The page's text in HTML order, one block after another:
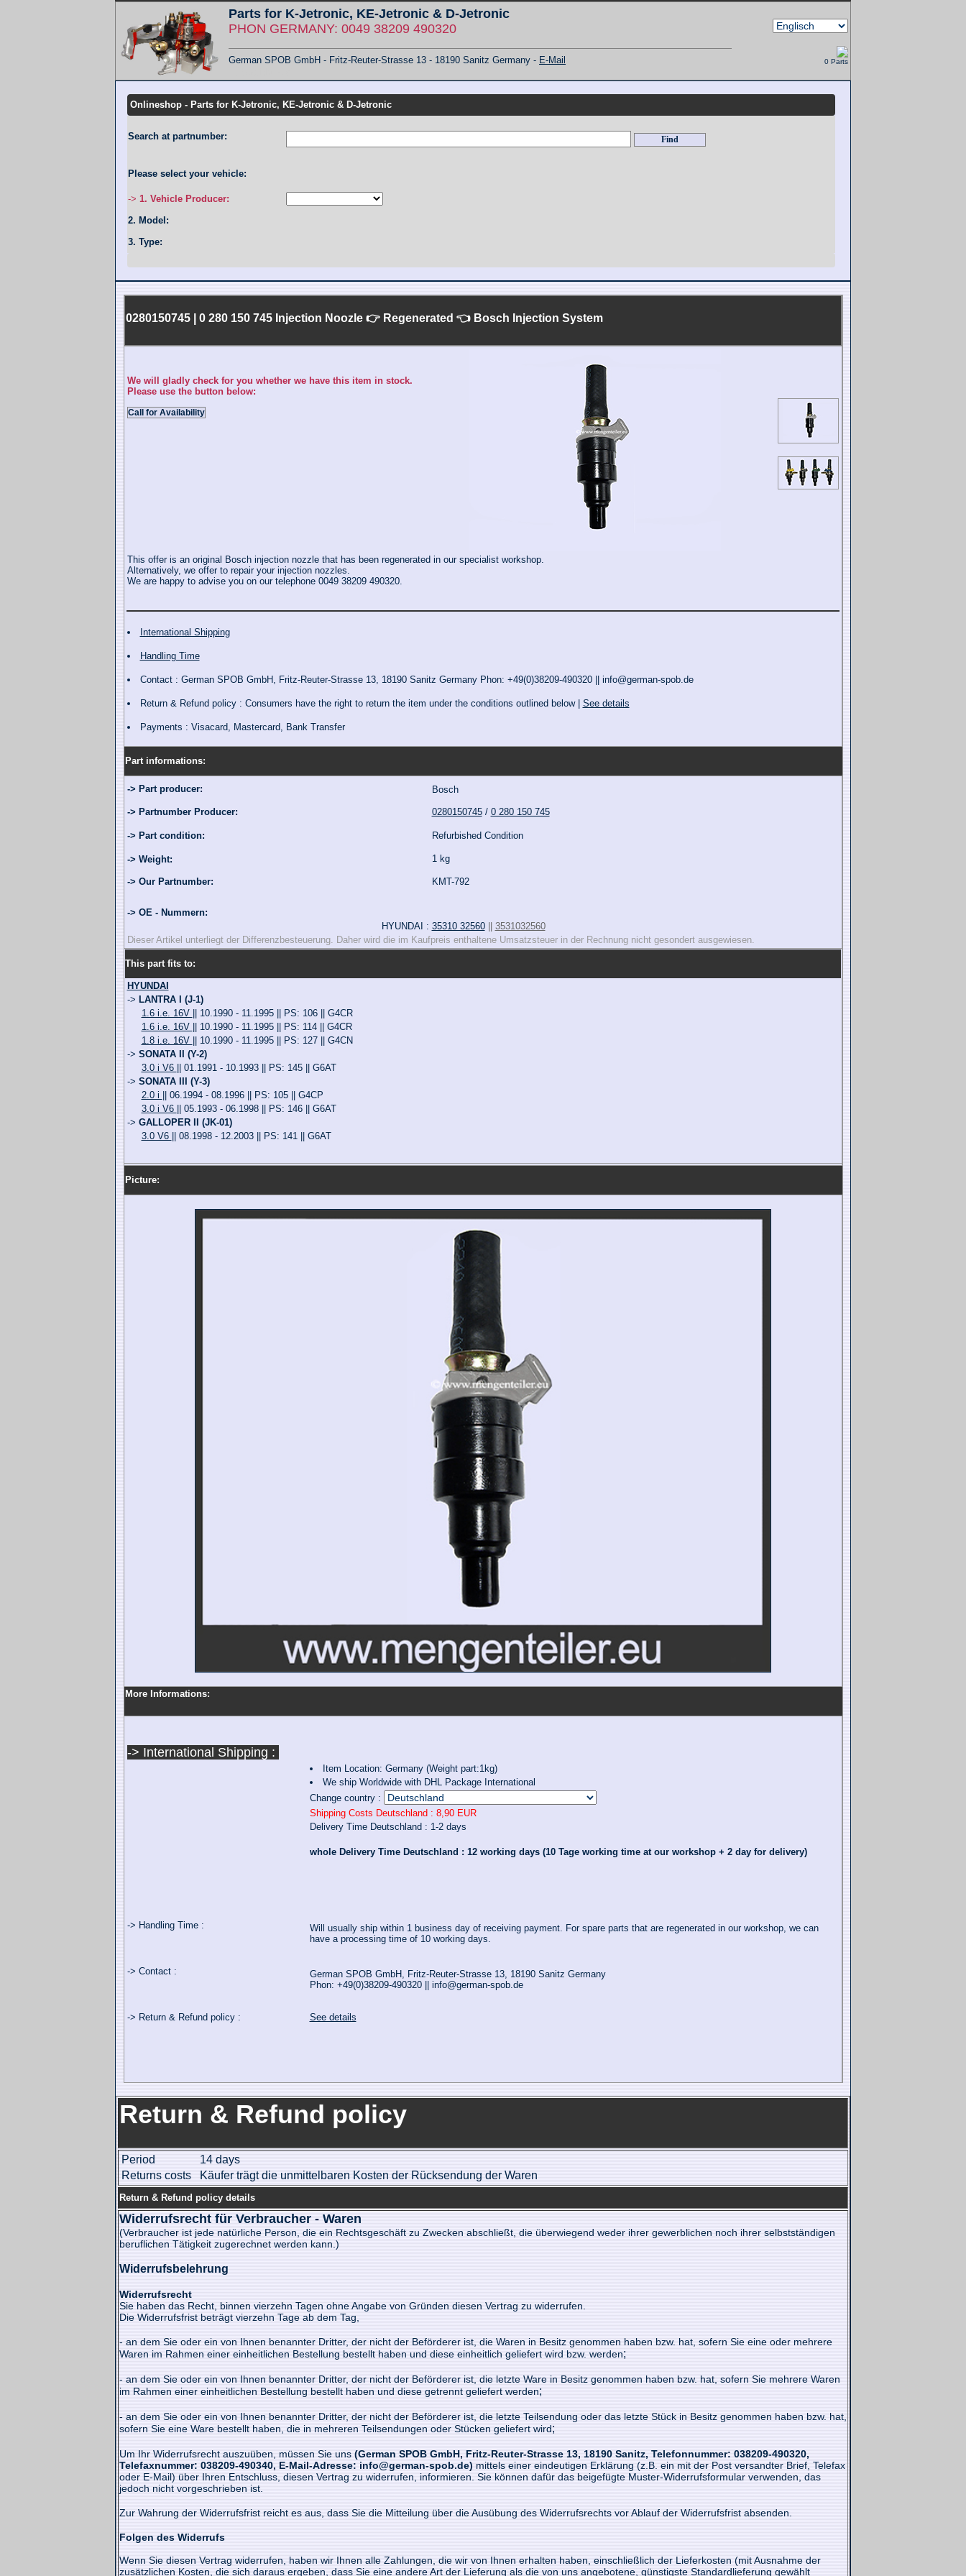
Parts for K-Jetronic, KE-Jetronic & D-Jetronic
PHON GERMANY: 0049 38209 490320
German SPOB GmbH - Fritz-Reuter-Strasse 13 - 18190 Sanitz Germany - E-Mail
0 Parts
Onlineshop - Parts for K-Jetronic, KE-Jetronic & D-Jetronic
Search at partnumber:
Please select your vehicle:
-> 1. Vehicle Producer:
2. Model:
3. Type:
0280150745 | 0 280 150 745 Injection Noozle 👉 Regenerated 👈 Bosch Injection System
We will gladly check for you whether we have this item in stock.
Please use the button below:
Call for Availability
This offer is an original Bosch injection nozzle that has been regenerated in our specialist workshop.
Alternatively, we offer to repair your injection nozzles.
We are happy to advise you on our telephone 0049 38209 490320.
International Shipping
Handling Time
Contact : German SPOB GmbH, Fritz-Reuter-Strasse 13, 18190 Sanitz Germany Phon: +49(0)38209-490320 || info@german-spob.de
Return & Refund policy : Consumers have the right to return the item under the conditions outlined below | See details
Payments : Visacard, Mastercard, Bank Transfer
Part informations:
-> Part producer: Bosch
-> Partnumber Producer: 0280150745/ 0 280 150 745
-> Part condition: Refurbished Condition
-> Weight: 1 kg
-> Our Partnumber: KMT-792
-> OE - Nummern:
HYUNDAI : 35310 32560|| 3531032560
Dieser Artikel unterliegt der Differenzbesteuerung. Daher wird die im Kaufpreis enthaltene Umsatzsteuer in der Rechnung nicht gesondert ausgewiesen.
This part fits to:
HYUNDAI
-> LANTRA I (J-1)
1.6 i.e. 16V
|| 10.1990 - 11.1995 || PS: 106 || G4CR
1.6 i.e. 16V
|| 10.1990 - 11.1995 || PS: 114 || G4CR
1.8 i.e. 16V
|| 10.1990 - 11.1995 || PS: 127 || G4CN
-> SONATA II (Y-2)
3.0 i V6
|| 01.1991 - 10.1993 || PS: 145 || G6AT
-> SONATA III (Y-3)
2.0 i
|| 06.1994 - 08.1996 || PS: 105 || G4CP
3.0 i V6
|| 05.1993 - 06.1998 || PS: 146 || G6AT
-> GALLOPER II (JK-01)
3.0 V6
|| 08.1998 - 12.2003 || PS: 141 || G6AT
Picture:
More Informations:
-> International Shipping :
Item Location: Germany (Weight part:1kg)
We ship Worldwide with DHL Package International
Change country :
Shipping Costs Deutschland : 8,90 EUR
Delivery Time Deutschland : 1-2 days
whole Delivery Time Deutschland : 12 working days (10 Tage working time at our workshop + 2 day for delivery)
-> Handling Time :
Will usually ship within 1 business day of receiving payment. For spare parts that are regenerated in our workshop, we can
have a processing time of 10 working days.
-> Contact :
German SPOB GmbH, Fritz-Reuter-Strasse 13, 18190 Sanitz Germany
Phon: +49(0)38209-490320 || info@german-spob.de
-> Return & Refund policy : See details
Return & Refund policy
Period
14 days
Returns costs
Käufer trägt die unmittelbaren Kosten der Rücksendung der Waren
Return & Refund policy details
Widerrufsrecht für Verbraucher - Waren
(Verbraucher ist jede natürliche Person, die ein Rechtsgeschäft zu Zwecken abschließt, die überwiegend weder ihrer gewerblichen noch ihrer selbstständigen
beruflichen Tätigkeit zugerechnet werden kann.)
Widerrufsbelehrung
Widerrufsrecht
Sie haben das Recht, binnen vierzehn Tagen ohne Angabe von Gründen diesen Vertrag zu widerrufen.
Die Widerrufsfrist beträgt vierzehn Tage ab dem Tag,
- an dem Sie oder ein von Ihnen benannter Dritter, der nicht der Beförderer ist, die Waren in Besitz genommen haben bzw. hat, sofern Sie eine oder mehrere
Waren im Rahmen einer einheitlichen Bestellung bestellt haben und diese einheitlich geliefert wird bzw. werden;
- an dem Sie oder ein von Ihnen benannter Dritter, der nicht der Beförderer ist, die letzte Ware in Besitz genommen haben bzw. hat, sofern Sie mehrere Waren
im Rahmen einer einheitlichen Bestellung bestellt haben und diese getrennt geliefert werden;
- an dem Sie oder ein von Ihnen benannter Dritter, der nicht der Beförderer ist, die letzte Teilsendung oder das letzte Stück in Besitz genommen haben bzw. hat,
sofern Sie eine Ware bestellt haben, die in mehreren Teilsendungen oder Stücken geliefert wird;
Um Ihr Widerrufsrecht auszuüben, müssen Sie uns (German SPOB GmbH, Fritz-Reuter-Strasse 13, 18190 Sanitz, Telefonnummer: 038209-490320,
Telefaxnummer: 038209-490340, E-Mail-Adresse: info@german-spob.de) mittels einer eindeutigen Erklärung (z.B. ein mit der Post versandter Brief, Telefax
oder E-Mail) über Ihren Entschluss, diesen Vertrag zu widerrufen, informieren. Sie können dafür das beigefügte Muster-Widerrufsformular verwenden, das
jedoch nicht vorgeschrieben ist.
Zur Wahrung der Widerrufsfrist reicht es aus, dass Sie die Mitteilung über die Ausübung des Widerrufsrechts vor Ablauf der Widerrufsfrist absenden.
Folgen des Widerrufs
Wenn Sie diesen Vertrag widerrufen, haben wir Ihnen alle Zahlungen, die wir von Ihnen erhalten haben, einschließlich der Lieferkosten (mit Ausnahme der
zusätzlichen Kosten, die sich daraus ergeben, dass Sie eine andere Art der Lieferung als die von uns angebotene, günstigste Standardlieferung gewählt